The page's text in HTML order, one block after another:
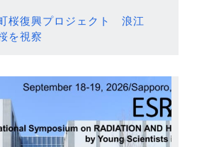
桜復興プロジェクト 浪江
を視察